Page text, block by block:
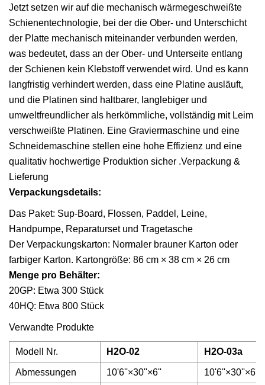
Jetzt setzen wir auf die mechanisch wärmegeschweißte
Schienentechnologie, bei der die Ober- und Unterschicht
der Platte mechanisch miteinander verbunden werden,
was bedeutet, dass an der Ober- und Unterseite entlang
der Schienen kein Klebstoff verwendet wird. Und es kann
langfristig verhindert werden, dass eine Platine ausläuft,
und die Platinen sind haltbarer, langlebiger und
umweltfreundlicher als herkömmliche, vollständig mit Leim
verschweißte Platinen. Eine Graviermaschine und eine
Schneidemaschine stellen eine hohe Effizienz und eine
qualitativ hochwertige Produktion sicher .Verpackung &
Lieferung
Verpackungsdetails:
Das Paket: Sup-Board, Flossen, Paddel, Leine,
Handpumpe, Reparaturset und Tragetasche
Der Verpackungskarton: Normaler brauner Karton oder
farbiger Karton. Kartongröße: 86 cm × 38 cm × 26 cm
Menge pro Behälter:
20GP: Etwa 300 Stück
40HQ: Etwa 800 Stück
Verwandte Produkte
Modell Nr. H2O-02 H2O-03a
Abmessungen 10'6''×30''×6'' 10'6''×30''×6''